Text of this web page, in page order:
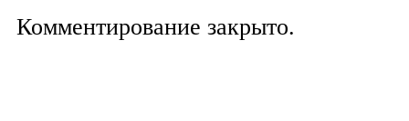
Комментирование закрыто.